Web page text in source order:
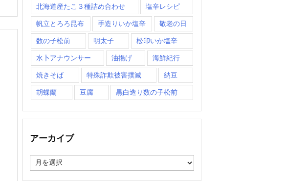
北海道産たこ３種詰め合わせ 塩辛レシピ
帆立とろろ昆布 手造りいか塩辛 敬老の日
数の子松前 明太子 松印いか塩辛
水卜アナウンサー 油揚げ 海鮮紀行
焼きそば 特殊詐欺被害撲滅 納豆
胡蝶蘭 豆腐 黒白造り数の子松前
アーカイブ
ー